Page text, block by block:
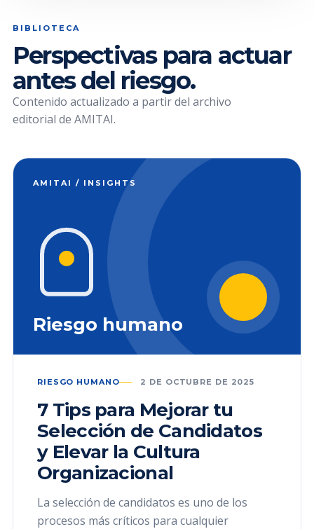
BIBLIOTECA
Perspectivas para actuar
antes del riesgo.
Contenido actualizado a partir del archivo
editorial de AMITAI.
AMITAI / INSIGHTS
Riesgo humano
RIESGO HUMANO 2 DE OCTUBRE DE 2025
7 Tips para Mejorar tu
Selección de Candidatos
y Elevar la Cultura
Organizacional
La selección de candidatos es uno de los
procesos más críticos para cualquier